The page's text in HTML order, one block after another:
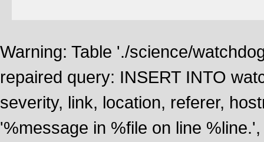
Warning: Table './science/
repaired query: INSERT INTO
severity, link, location, referer,
'%message in %file on line